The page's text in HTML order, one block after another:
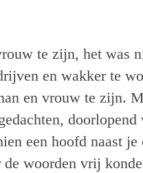
te zijn, het was
en wakker te
en vrouw te zijn.
een hoofd naast
woorden vrij